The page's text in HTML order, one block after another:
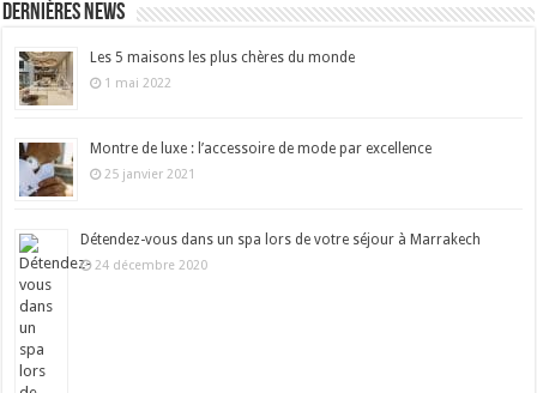
Dernières news
Les 5 maisons les plus chères du monde
1 mai 2022
Montre de luxe : l’accessoire de mode par excellence
25 janvier 2021
Détendez-vous dans un spa lors de votre séjour à Marrakech
24 décembre 2020